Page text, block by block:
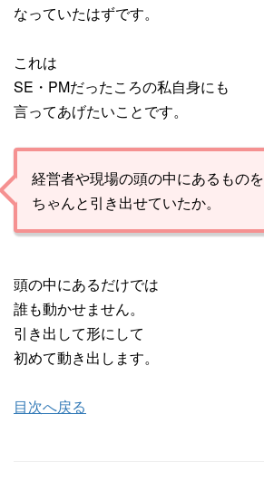
なっていたはずです。
これは
SE・PMだったころの私自身にも
言ってあげたいことです。
経営者や現場の頭の中にあるものを
ちゃんと引き出せていたか。
頭の中にあるだけでは
誰も動かせません。
引き出して形にして
初めて動き出します。
目次へ戻る